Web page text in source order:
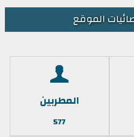
الموقع
المطربين
577